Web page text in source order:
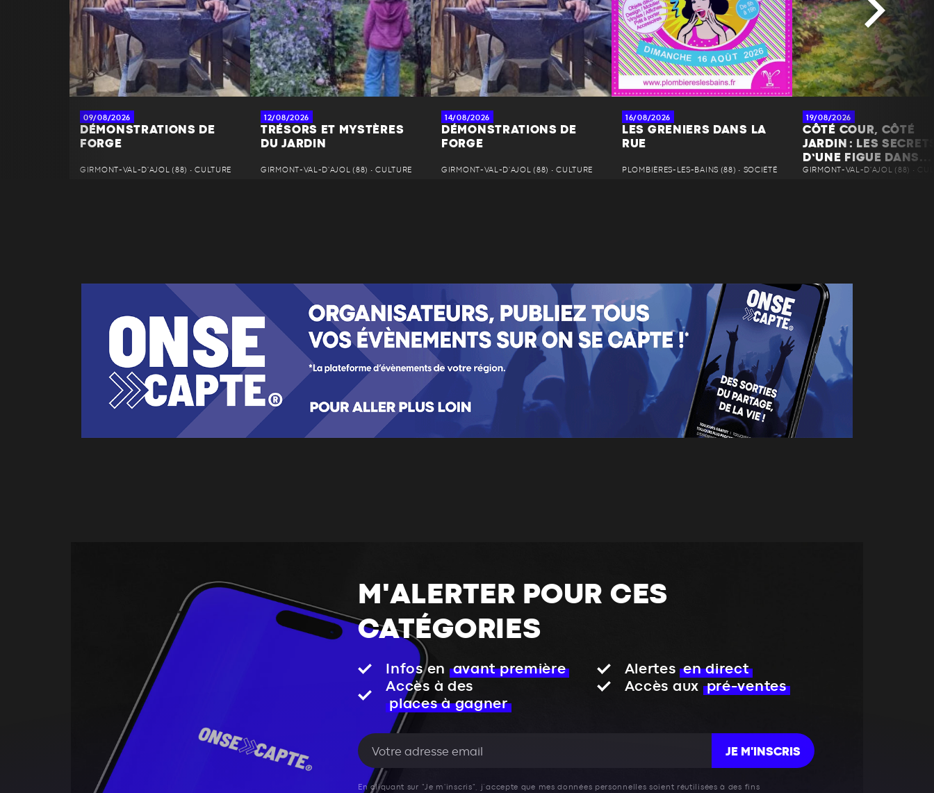
09/08/2026
DÉMONSTRATIONS DE
FORGE
GIRMONT-VAL-D'AJOL (88) • CULTURE
12/08/2026
TRÉSORS ET MYSTÈRES
DU JARDIN
GIRMONT-VAL-D'AJOL (88) • CULTURE
14/08/2026
DÉMONSTRATIONS DE
FORGE
GIRMONT-VAL-D'AJOL (88) • CULTURE
16/08/2026
LES GRENIERS DANS LA
RUE
PLOMBIÈRES-LES-BAINS (88) • SOCIÉTÉ
19/08/2026
CÔTÉ COUR, CÔTÉ
JARDIN : LES
D’UNE FIGUE DANS...
GIRMONT-VAL-D'AJOL (88) •
M'ALERTER POUR CES
CATÉGORIES
Infos en avant première Alertes en direct
Accès à des
places à gagner
Accès aux pré-ventes
JE M'INSCRIS
En cliquant sur "Je m'inscris", j’accepte que mes données personnelles soient réutilisées à des fins